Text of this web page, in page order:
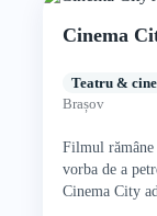
Cinema
Teatru &
Brașov
Filmul
vorba de a
Cinema City